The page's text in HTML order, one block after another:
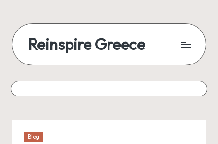
content
Reinspire Greece
of
today
Posted
Blog